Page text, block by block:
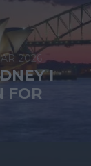
2026
I
FOR